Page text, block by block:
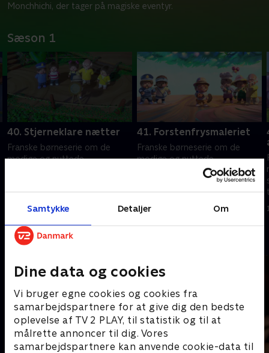
Samtykke Detaljer Om
Dine data og cookies
Vi bruger egne cookies og cookies fra
samarbejdspartnere for at give dig den bedste
oplevelse af TV 2 PLAY, til statistik og til at
målrette annoncer til dig. Vores
samarbejdspartnere kan anvende cookie-data til
Monchhichi, der tager på magiske eventyr.
Sæson 1
40. Stjerneklare nætter
Franske børneserie om de
modige og nuttede
41. Forstenfrysmaleriet
Franske børneserie om de
modige og nuttede
sovevogtere Monchhichi, der
tager på magiske eventyr.
Andre så også